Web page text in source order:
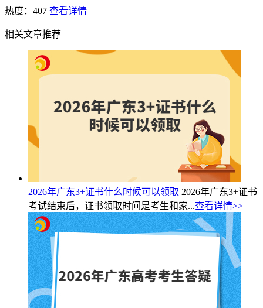
热度：407 查看详情
相关文章推荐
2026年广东3+证书什么时候可以领取 2026年广东3+证书
考试结束后，证书领取时间是考生和家...查看详情>>